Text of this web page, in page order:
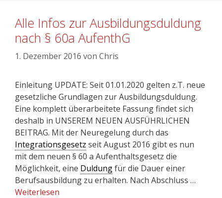
Alle Infos zur Ausbildungsduldung
nach § 60a AufenthG
1. Dezember 2016 von Chris
Einleitung UPDATE: Seit 01.01.2020 gelten z.T. neue
gesetzliche Grundlagen zur Ausbildungsduldung.
Eine komplett überarbeitete Fassung findet sich
deshalb in UNSEREM NEUEN AUSFÜHRLICHEN
BEITRAG. Mit der Neuregelung durch das
Integrationsgesetz seit August 2016 gibt es nun
mit dem neuen § 60 a Aufenthaltsgesetz die
Möglichkeit, eine Duldungfür die Dauer einer
Berufsausbildung zu erhalten. Nach Abschluss …
Weiterlesen